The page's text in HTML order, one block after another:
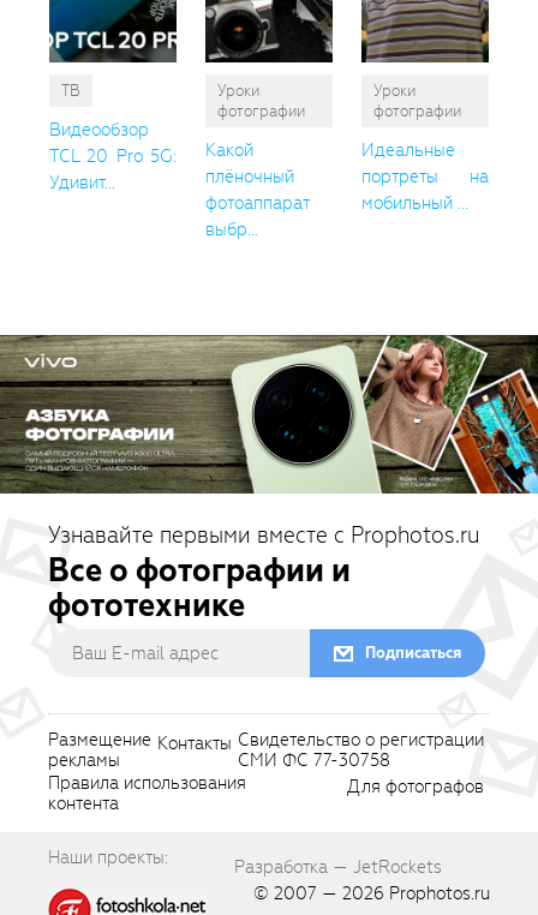
ТВ
Видеообзор
TCL 20 Pro 5G:
Удивит...
Уроки
фотографии
Какой
плёночный
фотоаппарат
выбр...
Уроки
фотографии
Идеальные
портреты на
мобильный ...
Узнавайте первыми вместе с Prophotos.ru
Все о фотографии и
фототехнике
Подписаться
Размещение
рекламы
Контакты Свидетельство о регистрации
СМИ ФС 77-30758
Правила использования
контента
Для фотографов
Наши проекты:
Разработка — JetRockets
© 2007 — 2026 Prophotos.ru